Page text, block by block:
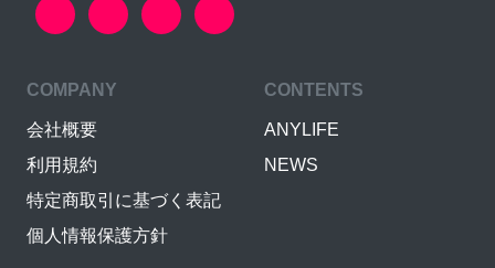
COMPANY
会社概要
利用規約
特定商取引に基づく表記
個人情報保護方針
CONTENTS
ANYLIFE
NEWS